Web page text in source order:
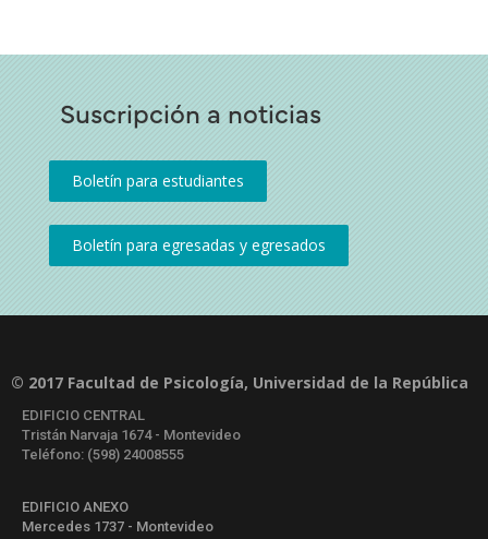
Suscripción a noticias
© 2017 Facultad de Psicología, Universidad de la República
EDIFICIO CENTRAL
Tristán Narvaja 1674 - Montevideo
Teléfono: (598) 24008555
EDIFICIO ANEXO
Mercedes 1737 - Montevideo